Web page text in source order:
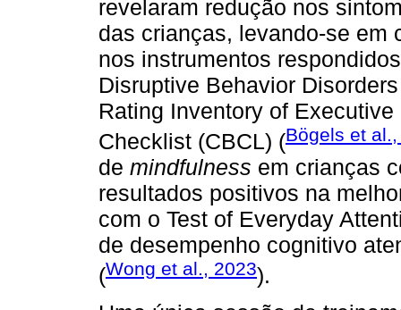
revelaram redução nos
das crianças, levando-se em
nos instrumentos
Disruptive Behavior
Rating Inventory of
Checklist (CBCL) (Bögels et
de mindfulness em crianças
resultados positivos na
com o Test of Everyday
de desempenho cognitivo
(Wong et al., 2023).